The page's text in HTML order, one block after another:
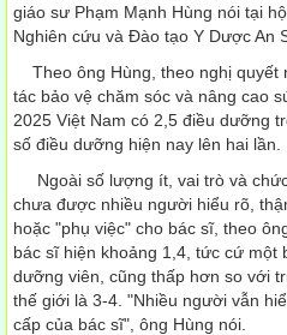
giáo sư Phạm Mạnh Hùng nói tại
Nghiên cứu và Đào tạo Y Dược An
Theo ông Hùng, theo nghị quyết
tác bảo vệ chăm sóc và nâng cao
2025 Việt Nam có 2,5 điều dưỡng
số điều dưỡng hiện nay lên hai lần.
Ngoài số lượng ít, vai trò và
chưa được nhiều người hiểu rõ,
hoặc "phụ việc" cho bác sĩ, theo
bác sĩ hiện khoảng 1,4, tức cứ một
dưỡng viên, cũng thấp hơn so với
thế giới là 3-4. "Nhiều người vẫn
cấp của bác sĩ", ông Hùng nói.